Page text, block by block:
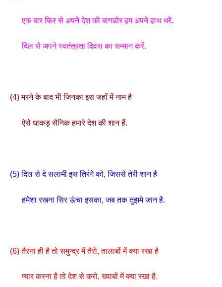
एक बार फिर से अपने देश की बागडोर हम अपने हाथ धरें.
दिल से अपने स्वतंत्रता दिवस का सम्मान करें.
(4) मरने के बाद भी जिनका इस जहाँ में नाम है
ऐसे धाकड़ सैनिक हमारे देश की शान हैं.
(5) दिल से दे सलामी इस तिरंगे को, जिससे तेरी शान है
हमेशा रखना सिर ऊंचा इसका, जब तक तुझमे जान है.
(6) तैरना ही है तो समुन्द्र में तैरो, तालाबों में क्या रखा है
प्यार करना है तो देश से करो, ख्वाबों में क्या रखा है.